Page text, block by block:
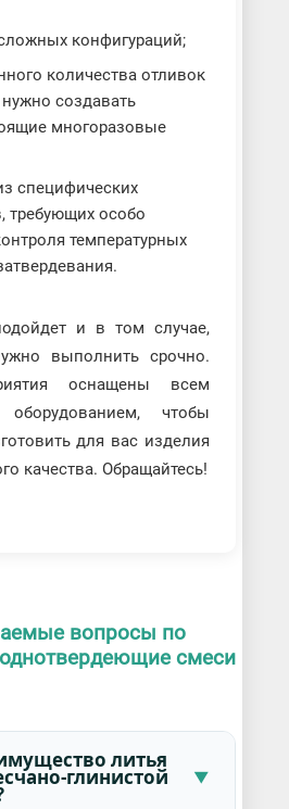
конфигураций;
количества отливок
нужно создавать
многоразовые
специфических
требующих особо
температурных
и в том случае,
выполнить срочно.
оснащены всем
оборудованием, чтобы
для вас изделия
качества. Обращайтесь!
вопросы по
смеси
литья
глинистой